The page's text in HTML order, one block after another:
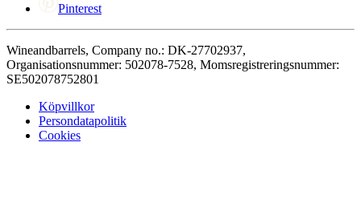
Pinterest
Wineandbarrels, Company no.: DK-27702937,
Organisationsnummer: 502078-7528, Momsregistreringsnummer:
SE502078752801
Köpvillkor
Persondatapolitik
Cookies